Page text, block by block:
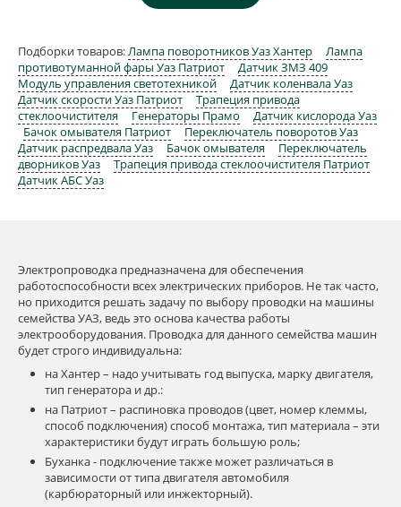
Подборки товаров:Лампа поворотников Уаз Хантер
Лампа
противотуманной фары Уаз Патриот
Датчик ЗМЗ 409
Модуль управления светотехникой
Датчик коленвала Уаз
Датчик скорости Уаз Патриот
Трапеция привода
стеклоочистителя
Генераторы Прамо
Датчик кислорода Уаз
Бачок омывателя Патриот
Переключатель поворотов Уаз
Датчик распредвала Уаз
Бачок омывателя
Переключатель
дворников Уаз
Трапеция привода стеклоочистителя Патриот
Датчик АБС Уаз
Электропроводка предназначена для обеспечения
работоспособности всех электрических приборов. Не так часто,
но приходится решать задачу по выбору проводки на машины
семейства УАЗ, ведь это основа качества работы
электрооборудования. Проводка для данного семейства машин
будет строго индивидуальна:
на Хантер – надо учитывать год выпуска, марку двигателя,
тип генератора и др.:
на Патриот – распиновка проводов (цвет, номер клеммы,
способ подключения) способ монтажа, тип материала – эти
характеристики будут играть большую роль;
Буханка - подключение также может различаться в
зависимости от типа двигателя автомобиля
(карбюраторный или инжекторный).